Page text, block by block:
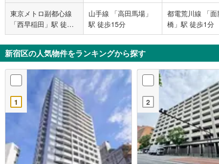
東京メトロ副都心線
「西早稲田」駅 徒歩2
分
山手線 「高田馬場」
駅 徒歩15分
都電荒川線 「面
橋」駅 徒歩1分
新宿区の人気物件をランキングから探す
1 2